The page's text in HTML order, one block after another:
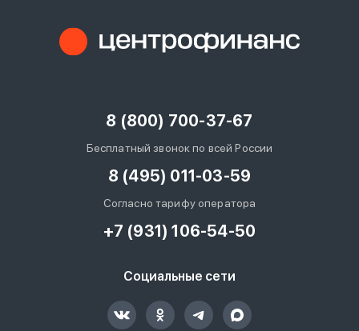
8 (800) 700-37-67
Бесплатный звонок по всей России
8 (495) 011-03-59
Согласно тарифу оператора
+7 (931) 106-54-50
Социальные сети